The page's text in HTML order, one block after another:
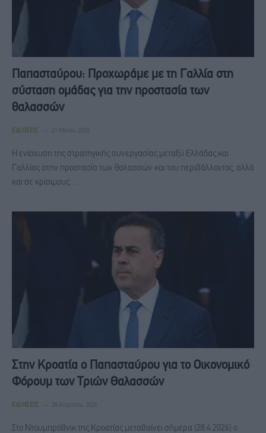
Παπασταύρου: Προχωράμε με τη Γαλλία στη
σύσταση ομάδας για την προστασία των
θαλασσών
ΕΙΔΉΣΕΙΣ 21 Μαΐου, 2026
Η ενίσχυση της στρατηγικής συνεργασίας μεταξύ Ελλάδας και
Γαλλίας στην προστασία των θαλασσών και του περιβάλλοντος, αλλά
και σε κρίσιμους…
Στην Κροατία ο Παπασταύρου για το Οικονομικό
Φόρουμ των Τριών Θαλασσών
ΕΙΔΉΣΕΙΣ 28 Απριλίου, 2026
Στο Ντουμπρόβνικ της Κροατίας μεταβαίνει σήμερα (28.4.2026) ο